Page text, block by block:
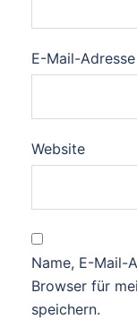
E-Mail-Adresse
Website
Name, E-Mail-
Browser für
speichern.